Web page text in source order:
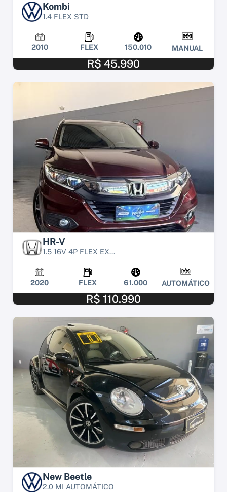
Kombi
1.4 FLEX STD
2010 FLEX 150.010 MANUAL
R$ 45.990
HR-V
1.5 16V 4P FLEX EX...
2020 FLEX 61.000 AUTOMÁTICO
R$ 110.990
New Beetle
2.0 MI AUTOMÁTICO